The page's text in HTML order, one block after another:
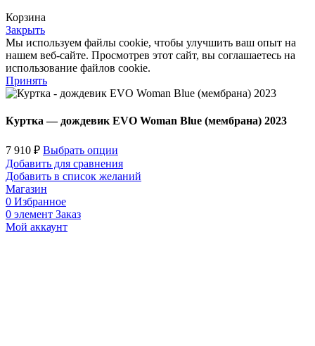
Корзина
Закрыть
Мы используем файлы cookie, чтобы улучшить ваш опыт на
нашем веб-сайте. Просмотрев этот сайт, вы соглашаетесь на
использование файлов cookie.
Принять
Куртка — дождевик EVO Woman Blue (мембрана) 2023
7 910 ₽ Выбрать опции
Добавить для сравнения
Добавить в список желаний
Магазин
0 Избранное
0 элемент Заказ
Мой аккаунт